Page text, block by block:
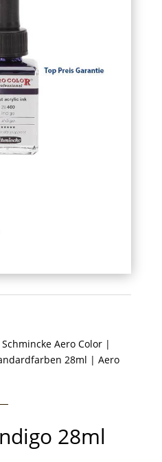
Schmincke Aero Color|
28ml | Aero
28ml